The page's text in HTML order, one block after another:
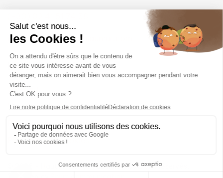
info@hautefidelite-saumur.com
Liens
Contact
Mentions légales
Politique de confidentialité
Politique des cookies
© 2026 - Haute Fidélité Saumur. Tous droits réservés.